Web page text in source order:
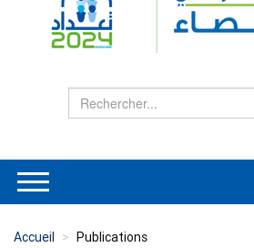
Accueil Publications